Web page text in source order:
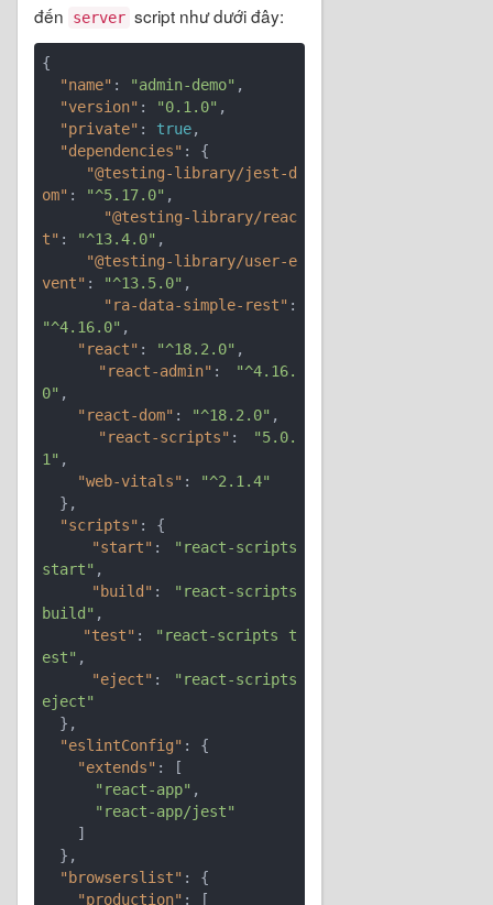
đến
server script như dưới đây:
{
"name" : "admin-demo" ,
"version" : "0.1.0" ,
"private" : true,
"dependencies" : {
"@testing-library/jest-d
om" : "^5.17.0" ,
"@testing-library/reac
t" : "^13.4.0" ,
"@testing-library/user-e
vent" : "^13.5.0" ,
"ra-data-simple-rest"
"^4.16.0" ,
"react" : "^18.2.0" ,
"react-admin" :
"^4.16.
0" ,
"react-dom" : "^18.2.0" ,
"react-scripts" :
"5.0.
1" ,
"web-vitals" :
"^2.1.4"
"scripts" : {
"start" :
"react-scripts
start" ,
"build" :
"react-scripts
build" ,
"test" :
"react-scripts t
est" ,
"eject" :
"react-scripts
eject"
"eslintConfig" : {
"extends" : [
"react-app" ,
"react-app/jest"
"browserslist" : {
"production" : [